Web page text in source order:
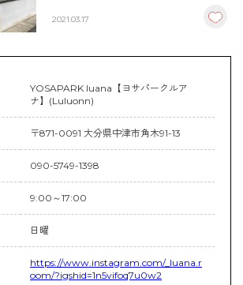
2021.03.17
YOSAPARK luana【ヨサパークルア
ナ】(Luluonn)
〒871-0091 大分県中津市角木91-13
090-5749-1398
9:00～17:00
日曜
https://www.instagram.com/_luana.r
oom/?igshid=1n5vifoq7u0w2